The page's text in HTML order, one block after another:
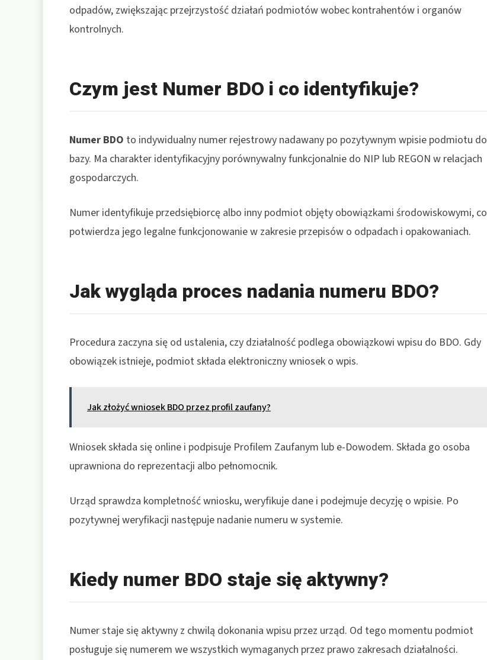
odpadów, zwiększając przejrzystość działań podmiotów wobec kontrahentów i organów
kontrolnych.
Czym jest Numer BDO i co identyfikuje?
Numer BDO to indywidualny numer rejestrowy nadawany po pozytywnym wpisie podmiotu do
bazy. Ma charakter identyfikacyjny porównywalny funkcjonalnie do NIP lub REGON w relacjach
gospodarczych.
Numer identyfikuje przedsiębiorcę albo inny podmiot objęty obowiązkami środowiskowymi, co
potwierdza jego legalne funkcjonowanie w zakresie przepisów o odpadach i opakowaniach.
Jak wygląda proces nadania numeru BDO?
Procedura zaczyna się od ustalenia, czy działalność podlega obowiązkowi wpisu do BDO. Gdy
obowiązek istnieje, podmiot składa elektroniczny wniosek o wpis.
Jak złożyć wniosek BDO przez profil zaufany?
Wniosek składa się online i podpisuje Profilem Zaufanym lub e-Dowodem. Składa go osoba
uprawniona do reprezentacji albo pełnomocnik.
Urząd sprawdza kompletność wniosku, weryfikuje dane i podejmuje decyzję o wpisie. Po
pozytywnej weryfikacji następuje nadanie numeru w systemie.
Kiedy numer BDO staje się aktywny?
Numer staje się aktywny z chwilą dokonania wpisu przez urząd. Od tego momentu podmiot
posługuje się numerem we wszystkich wymaganych przez prawo zakresach działalności.